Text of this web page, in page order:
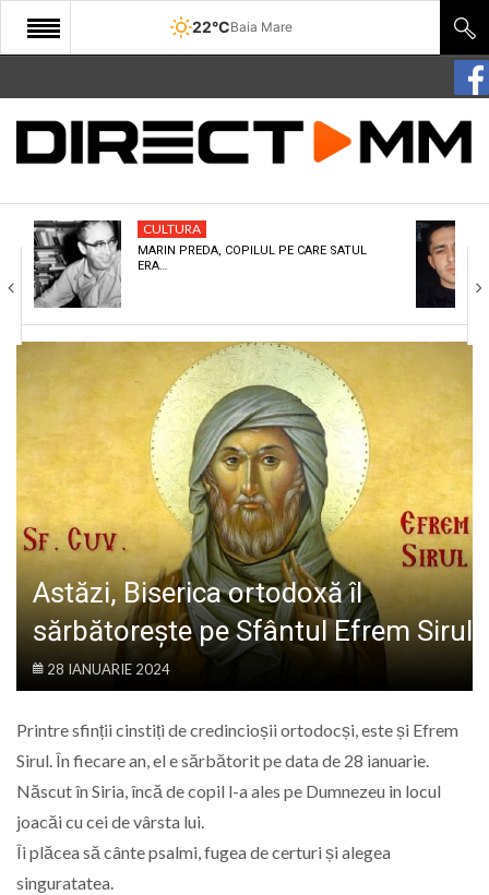
22°CBaia Mare
START
COMUNITATE
CULTURA
ECONOMIE
SANATATE
POLITIC
CULTURA
MARIN PREDA, COPILUL PE CARE SATUL
ERA…
Astăzi, Biserica ortodoxă îl
sărbătorește pe Sfântul Efrem Sirul
28 IANUARIE 2024
Printre sfinții cinstiți de credincioșii ortodocși, este și Efrem
Sirul. În fiecare an, el e sărbătorit pe data de 28 ianuarie.
Născut în Siria, încă de copil l-a ales pe Dumnezeu in locul
joacăi cu cei de vârsta lui.
Îi plăcea să cânte psalmi, fugea de certuri și alegea
singuratatea.